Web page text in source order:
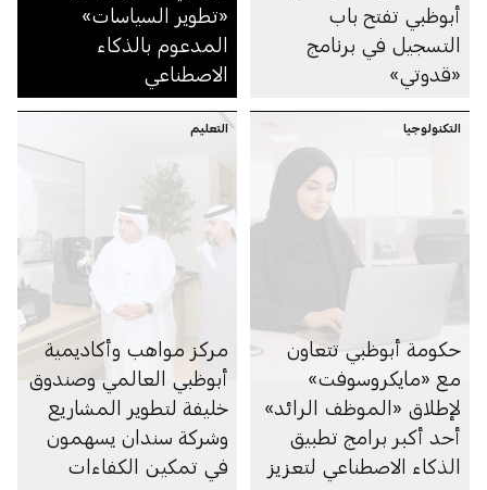
أبوظبي تفتح باب
التسجيل في برنامج
«قدوتي»
«تطوير السياسات»
المدعوم بالذكاء
الاصطناعي
التكنولوجيا
حكومة أبوظبي تتعاون
مع «مايكروسوفت»
لإطلاق «الموظف الرائد»
أحد أكبر برامج تطبيق
الذكاء الاصطناعي لتعزيز
التعليم
مركز مواهب وأكاديمية
أبوظبي العالمي وصندوق
خليفة لتطوير المشاريع
وشركة سندان يسهمون
في تمكين الكفاءات